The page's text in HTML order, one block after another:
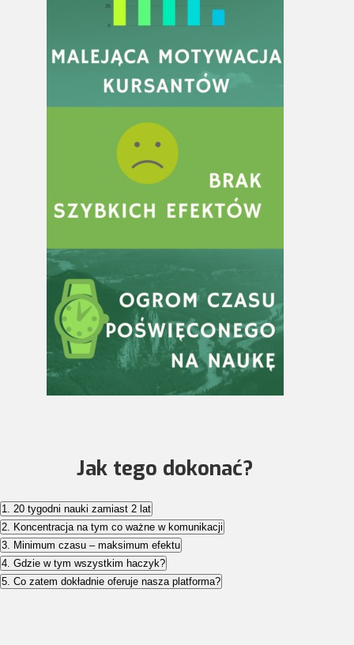
Jak tego dokonać?
1. 20 tygodni nauki zamiast 2 lat
2. Koncentracja na tym co ważne w komunikacji
3. Minimum czasu – maksimum efektu
4. Gdzie w tym wszystkim haczyk?
5. Co zatem dokładnie oferuje nasza platforma?